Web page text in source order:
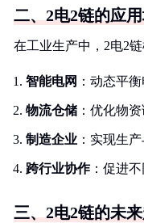
二、2电2链的应
在工业生产中，2电2
智能电网 ：动态平
物流仓储 ：优化物
制造企业 ：实现生
跨行业协作：促进
三、2电2链的未